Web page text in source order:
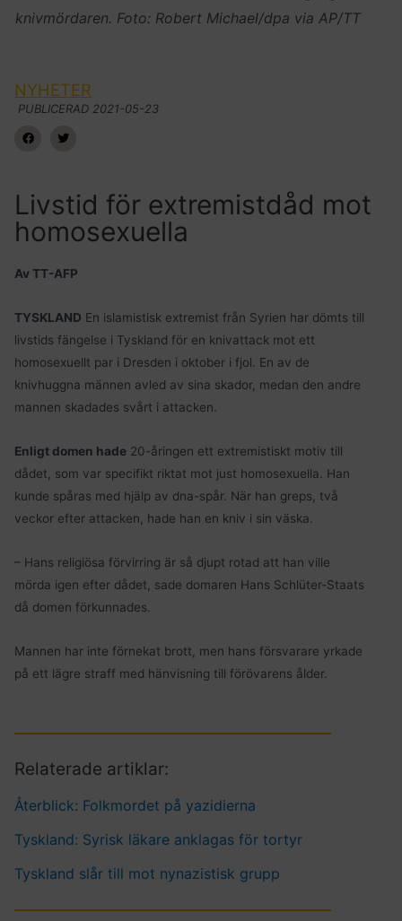
knivmördaren. Foto: Robert Michael/dpa via AP/TT
NYHETER
PUBLICERAD 2021-05-23
Livstid för extremistdåd mot
homosexuella
Av TT-AFP
TYSKLAND En islamistisk extremist från Syrien har dömts till
livstids fängelse i Tyskland för en knivattack mot ett
homosexuellt par i Dresden i oktober i fjol. En av de
knivhuggna männen avled av sina skador, medan den andre
mannen skadades svårt i attacken.
Enligt domen hade 20-åringen ett extremistiskt motiv till
dådet, som var specifikt riktat mot just homosexuella. Han
kunde spåras med hjälp av dna-spår. När han greps, två
veckor efter attacken, hade han en kniv i sin väska.
– Hans religiösa förvirring är så djupt rotad att han ville
mörda igen efter dådet, sade domaren Hans Schlüter-Staats
då domen förkunnades.
Mannen har inte förnekat brott, men hans försvarare yrkade
på ett lägre straff med hänvisning till förövarens ålder.
Relaterade artiklar:
Återblick: Folkmordet på yazidierna
Tyskland: Syrisk läkare anklagas för tortyr
Tyskland slår till mot nynazistisk grupp